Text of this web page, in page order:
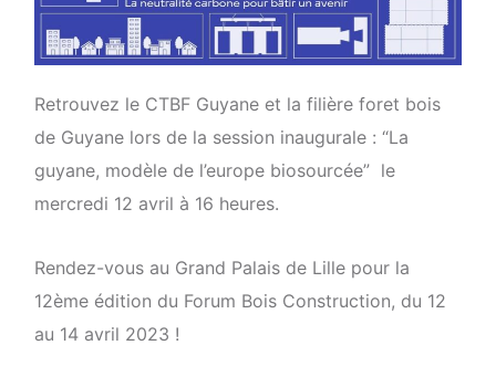
Retrouvez le CTBF Guyane et la filière foret bois
de Guyane lors de la session inaugurale : “La
guyane, modèle de l’europe biosourcée” le
mercredi 12 avril à 16 heures.
Rendez-vous au Grand Palais de Lille pour la
12ème édition du Forum Bois Construction, du 12
au 14 avril 2023 !